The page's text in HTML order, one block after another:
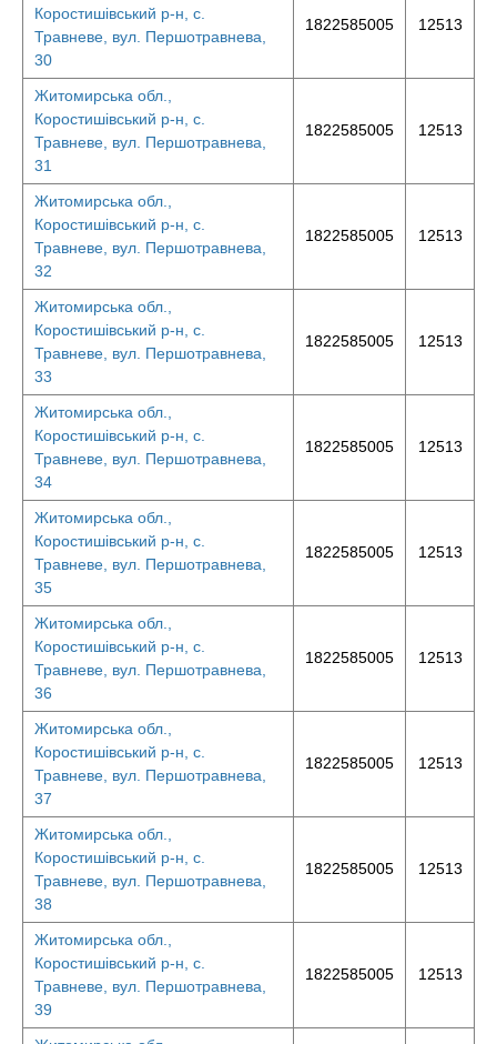
Коростишівський р-н, с.
Травневе, вул. Першотравнева,
30
1822585005 12513
Житомирська обл.,
Коростишівський р-н, с.
Травневе, вул. Першотравнева,
31
1822585005 12513
Житомирська обл.,
Коростишівський р-н, с.
Травневе, вул. Першотравнева,
32
1822585005 12513
Житомирська обл.,
Коростишівський р-н, с.
Травневе, вул. Першотравнева,
33
1822585005 12513
Житомирська обл.,
Коростишівський р-н, с.
Травневе, вул. Першотравнева,
34
1822585005 12513
Житомирська обл.,
Коростишівський р-н, с.
Травневе, вул. Першотравнева,
35
1822585005 12513
Житомирська обл.,
Коростишівський р-н, с.
Травневе, вул. Першотравнева,
36
1822585005 12513
Житомирська обл.,
Коростишівський р-н, с.
Травневе, вул. Першотравнева,
37
1822585005 12513
Житомирська обл.,
Коростишівський р-н, с.
Травневе, вул. Першотравнева,
38
1822585005 12513
Житомирська обл.,
Коростишівський р-н, с.
Травневе, вул. Першотравнева,
39
1822585005 12513